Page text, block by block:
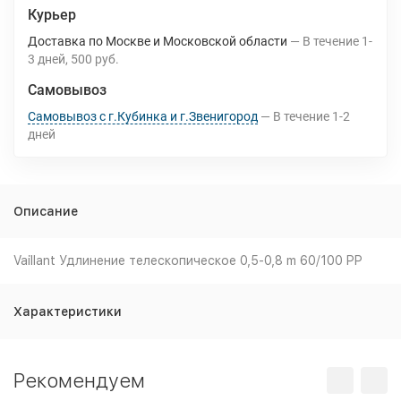
Курьер
Доставка по Москве и Московской области В течение 1-
3 дней 500 руб.
Самовывоз
Самовывоз с г.Кубинка и г.Звенигород В течение 1-2
дней
Описание
Vaillant Удлинение телескопическое 0,5-0,8 m 60/100 PP
Характеристики
Рекомендуем